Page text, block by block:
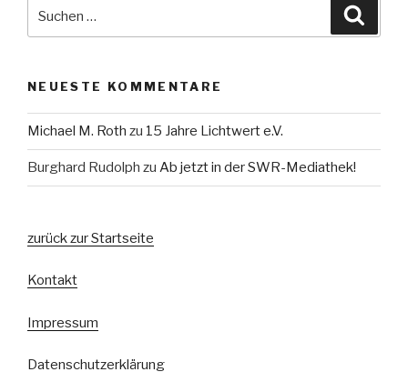
nach:
NEUESTE KOMMENTARE
Michael M. Roth zu 15 Jahre Lichtwert e.V.
Burghard Rudolph zu Ab jetzt in der SWR-Mediathek!
zurück zur Startseite
Kontakt
Impressum
Datenschutzerklärung